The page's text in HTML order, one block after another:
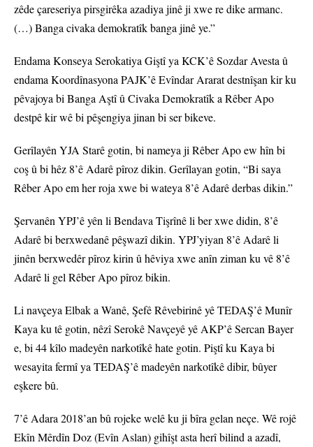
zêde çareseriya pirsgirêka azadiya jinê ji xwe re dike armanc.
(…) Banga civaka demokratîk banga jinê ye.”
Endama Konseya Serokatiya Giştî ya KCK’ê Sozdar Avesta û
endama Koordînasyona PAJK’ê Evîndar Ararat destnîşan kir ku
pêvajoya bi Banga Aştî û Civaka Demokratîk a Rêber Apo
destpê kir wê bi pêşengiya jinan bi ser bikeve.
Gerîlayên YJA Starê gotin, bi nameya ji Rêber Apo ew hîn bi
coş û bi hêz 8’ê Adarê pîroz dikin. Gerîlayan gotin, “Bi saya
Rêber Apo em her roja xwe bi wateya 8’ê Adarê derbas dikin.”
Şervanên YPJ’ê yên li Bendava Tişrînê li ber xwe didin, 8’ê
Adarê bi berxwedanê pêşwazî dikin. YPJ’yiyan 8’ê Adarê li
jinên berxwedêr pîroz kirin û hêviya xwe anîn ziman ku vê 8’ê
Adarê li gel Rêber Apo pîroz bikin.
Li navçeya Elbak a Wanê, Şefê Rêvebirinê yê TEDAŞ’ê Munîr
Kaya ku tê gotin, nêzî Serokê Navçeyê yê AKP’ê Sercan Bayer
e, bi 44 kîlo madeyên narkotîkê hate gotin. Piştî ku Kaya bi
wesayita fermî ya TEDAŞ’ê madeyên narkotîkê dibir, bûyer
eşkere bû.
7’ê Adara 2018’an bû rojeke welê ku ji bîra gelan neçe. Wê rojê
Ekîn Mêrdîn Doz (Evîn Aslan) gihîşt asta herî bilind a azadî,